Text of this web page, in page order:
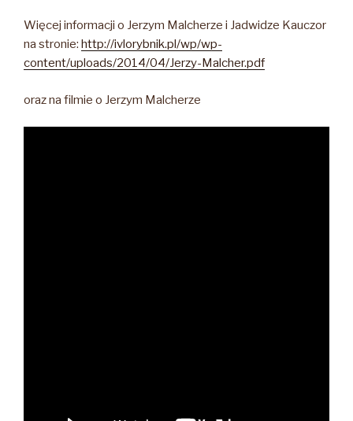
Więcej informacji o Jerzym Malcherze i Jadwidze Kauczor
na stronie: http://ivlorybnik.pl/wp/wp-
content/uploads/2014/04/Jerzy-Malcher.pdf
oraz na filmie o Jerzym Malcherze